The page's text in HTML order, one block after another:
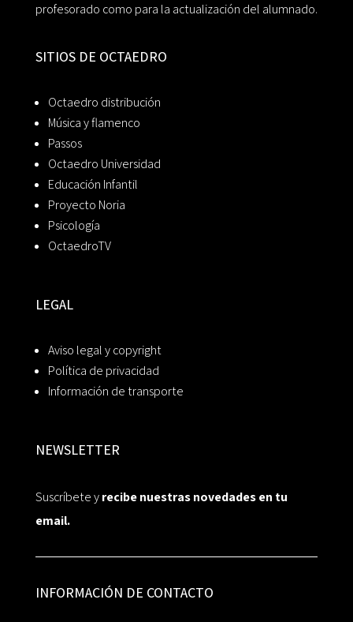
profesorado como para la actualización del alumnado.
SITIOS DE OCTAEDRO
Octaedro distribución
Música y flamenco
Passos
Octaedro Universidad
Educación Infantil
Proyecto Noria
Psicología
OctaedroTV
LEGAL
Aviso legal y copyright
Política de privacidad
Información de transporte
NEWSLETTER
Suscríbete yrecibe nuestras novedades en tu
email.
INFORMACIÓN DE CONTACTO